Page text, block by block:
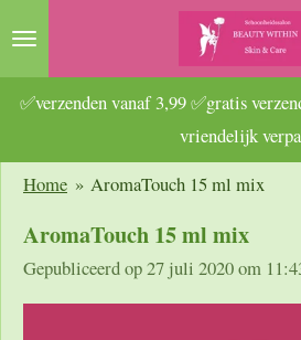
Ga
naar
hoofdinhoud
✅verzenden vanaf 3,99 ✅gratis
vriendelijk
Home » AromaTouch 15 ml mix
AromaTouch 15 ml mix
Gepubliceerd op 27 juli 2020 om